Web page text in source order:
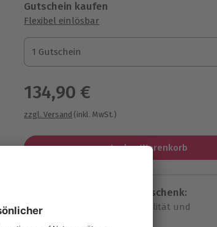
Gutschein kaufen
Flexibel einlösbar
1 Gutschein
1 Gutschein
1 Gutschein
134,90 €
zzgl. Versand (inkl. MwSt.)
In den Warenkorb
Immer das passende Geschenk:
Große Auswahl, volle Flexibilität und